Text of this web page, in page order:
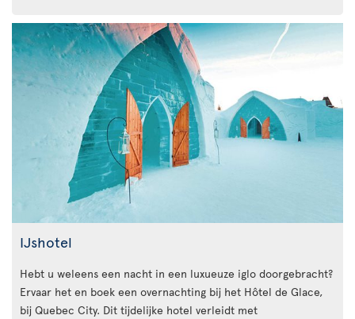
IJshotel
Hebt u weleens een nacht in een luxueuze iglo doorgebracht?
Ervaar het en boek een overnachting bij het Hôtel de Glace,
bij Quebec City. Dit tijdelijke hotel verleidt met